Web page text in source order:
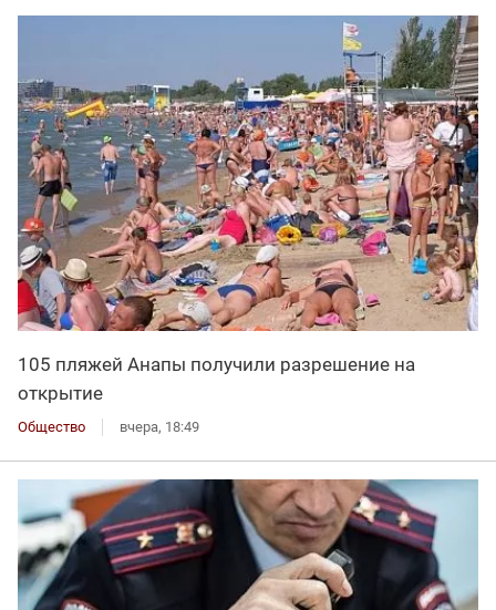
105 пляжей Анапы получили разрешение на
открытие
Общество вчера, 18:49